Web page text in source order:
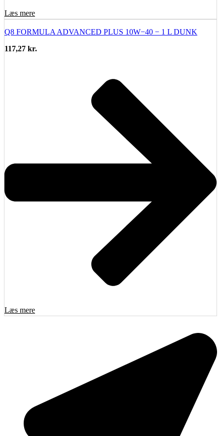
Læs mere
Q8 FORMULA ADVANCED PLUS 10W−40 − 1 L DUNK
117,27 kr.
Læs mere